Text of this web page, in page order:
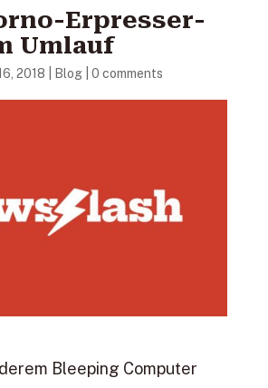
Erpresser-
Umlauf
2018 Blog| 0 comments
Bleeping Computer